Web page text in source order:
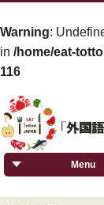
Warning:
in /home/eat-
116
Menu